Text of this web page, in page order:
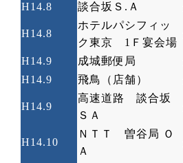
H14.8 談合坂Ｓ . Ａ
H14.8
ホテルパシフィッ
ク東京 1 Ｆ宴会場
H14.9 成城郵便局
H14.9
飛鳥（店舗）
H14.9
高速道路 談合坂
ＳＡ
H14.10
ＮＴＴ 曽谷局 Ｏ
Ａ